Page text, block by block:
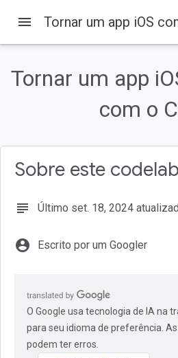
Página inicial Produtos Cast
1. Visão geral
O que é o Google Cast?
O que você vai aprender
menu
Tornar um app
com o
Sobre este codelab
subject Último set. 18, 2024
account_circle Escrito por um Googler
O Google usa tecnologia de IA na
para seu idioma de preferência.
podem ter erros.